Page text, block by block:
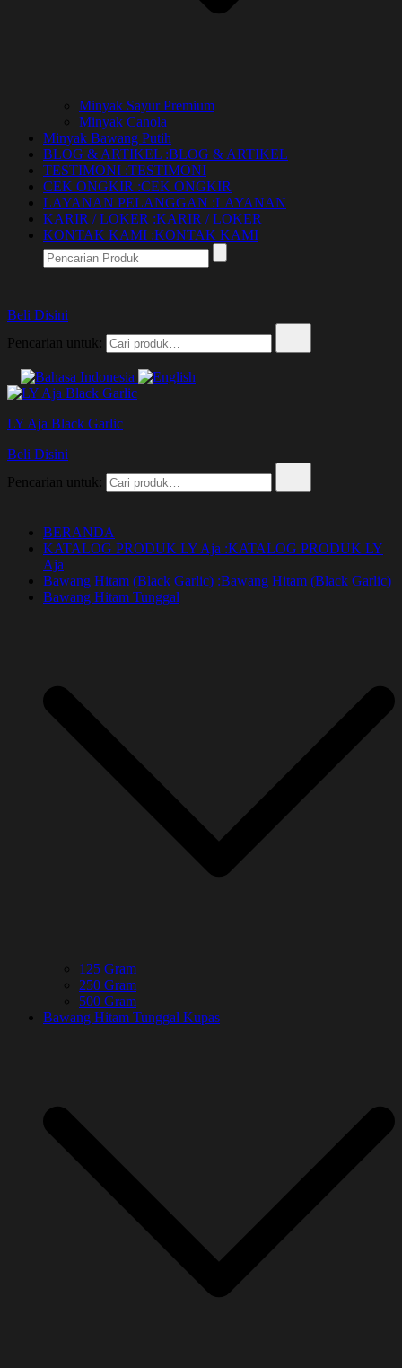
Minyak Sayur Premium
Minyak Canola
Minyak Bawang Putih
BLOG & ARTIKEL :BLOG & ARTIKEL
TESTIMONI :TESTIMONI
CEK ONGKIR :CEK ONGKIR
LAYANAN PELANGGAN :LAYANAN
KARIR / LOKER :KARIR / LOKER
KONTAK KAMI :KONTAK KAMI
Beli Disini
Pencarian untuk:
LY Aja Black Garlic
Beli Disini
Pencarian untuk:
BERANDA
KATALOG PRODUK LY Aja :KATALOG PRODUK LY
Aja
Bawang Hitam (Black Garlic) :Bawang Hitam (Black Garlic)
Bawang Hitam Tunggal
125 Gram
250 Gram
500 Gram
Bawang Hitam Tunggal Kupas